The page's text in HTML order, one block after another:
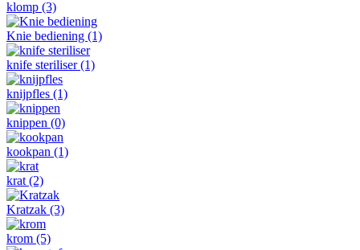
klomp (3)
Knie bediening (1)
knife steriliser(1)
knijpfles (1)
knippen (0)
kookpan (1)
krat (2)
Kratzak (3)
krom (5)